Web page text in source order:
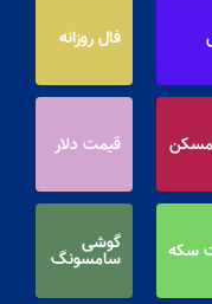
فال روزانه
مسکن قیمت دلار
سکه گوشی
سامسونگ